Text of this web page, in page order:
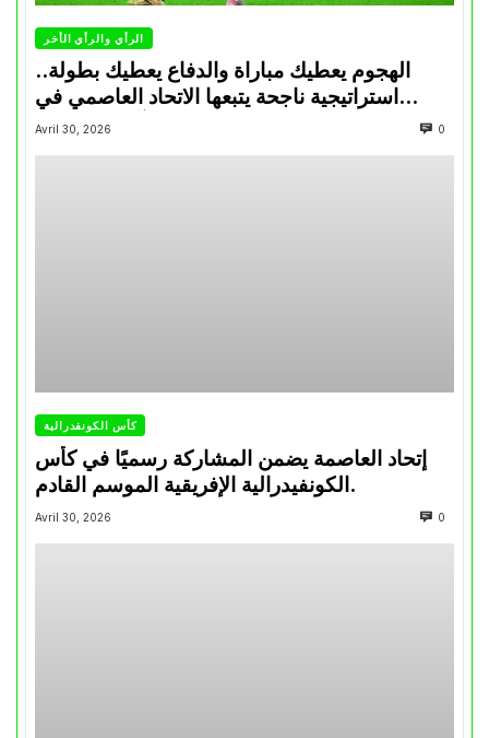
الرأي والرأي الأخر
الهجوم يعطيك مباراة والدفاع يعطيك بطولة..
استراتيجية ناجحة يتبعها الاتحاد العاصمي في
تتويجاته آخر السنوات
Avril 30, 2026 0
كأس الكونفدرالية
إتحاد العاصمة يضمن المشاركة رسميًا في كأس
الكونفيدرالية الإفريقية الموسم القادم.
Avril 30, 2026 0